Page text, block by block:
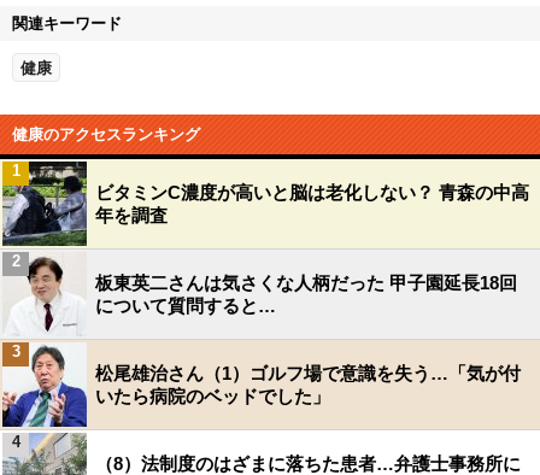
関連キーワード
健康
健康のアクセスランキング
ビタミンC濃度が高いと脳は老化しない？ 青森の中高
年を調査
1
板東英二さんは気さくな人柄だった 甲子園延長18回
について質問すると…
2
松尾雄治さん（1）ゴルフ場で意識を失う…「気が付
いたら病院のベッドでした」
3
（8）法制度のはざまに落ちた患者…弁護士事務所に
4